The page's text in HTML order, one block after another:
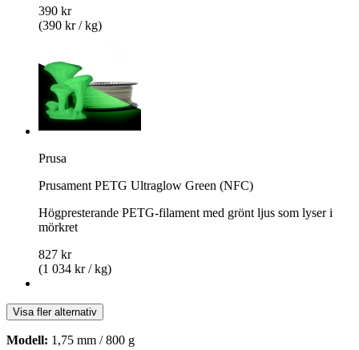
390 kr
(390 kr / kg)
Prusa
Prusament PETG Ultraglow Green (NFC)
Högpresterande PETG-filament med grönt ljus som lyser i
mörkret
827 kr
(1 034 kr / kg)
Visa fler alternativ
Modell: 1,75 mm / 800 g